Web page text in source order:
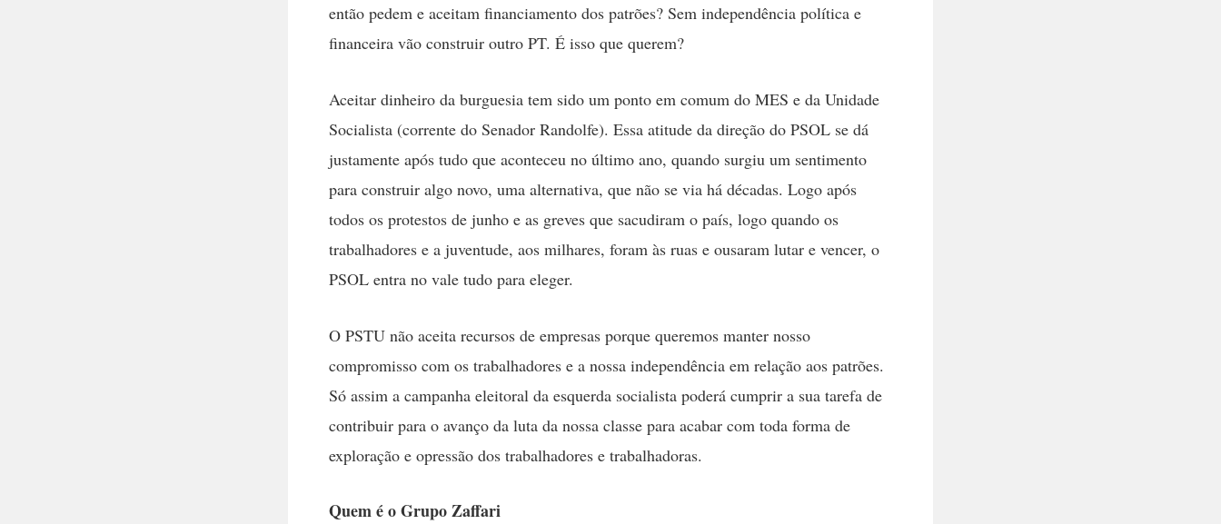
então pedem e aceitam financiamento dos patrões? Sem independência política e
financeira vão construir outro PT. É isso que querem?
Aceitar dinheiro da burguesia tem sido um ponto em comum do MES e da Unidade
Socialista (corrente do Senador Randolfe). Essa atitude da direção do PSOL se dá
justamente após tudo que aconteceu no último ano, quando surgiu um sentimento
para construir algo novo, uma alternativa, que não se via há décadas. Logo após
todos os protestos de junho e as greves que sacudiram o país, logo quando os
trabalhadores e a juventude, aos milhares, foram às ruas e ousaram lutar e vencer, o
PSOL entra no vale tudo para eleger.
O PSTU não aceita recursos de empresas porque queremos manter nosso
compromisso com os trabalhadores e a nossa independência em relação aos patrões.
Só assim a campanha eleitoral da esquerda socialista poderá cumprir a sua tarefa de
contribuir para o avanço da luta da nossa classe para acabar com toda forma de
exploração e opressão dos trabalhadores e trabalhadoras.
Quem é o Grupo Zaffari